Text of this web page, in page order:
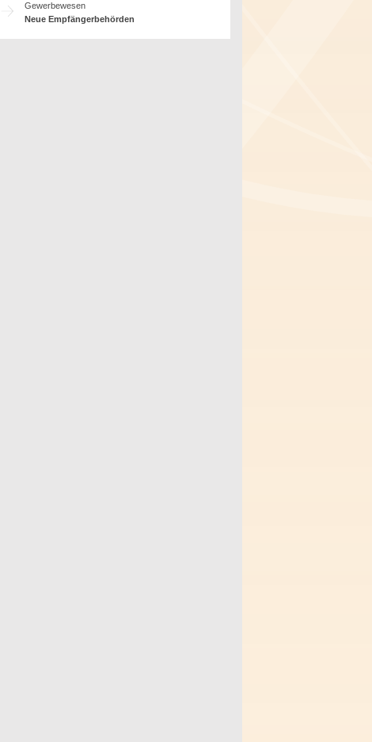
Gewerbewesen
Neue Empfängerbehörden